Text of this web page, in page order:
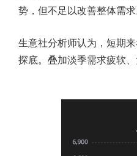
势，但不足以改善整体需求
生意社分析师认为，短期
探底。叠加淡季需求疲软